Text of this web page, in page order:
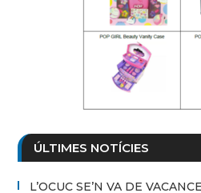
ÚLTIMES NOTÍCIES
L’OCUC SE’N VA DE